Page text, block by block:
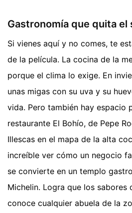
Gastronomía que quita el
Si vienes aquí y no comes, te
de la película. La cocina de la
porque el clima lo exige. En
unas migas con su uva y su
vida. Pero también hay espacio
restaurante El Bohío, de Pepe
Illescas en el mapa de la alta
increíble ver cómo un negocio
se convierte en un templo
Michelin. Logra que los sabores
conoce cualquier abuela de la